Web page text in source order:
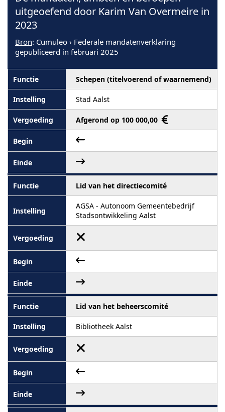
uitgeoefend door Karim Van Overmeire in
2023
Bron: Cumuleo › Federale mandatenverklaring
gepubliceerd in februari 2025
Schepen (titelvoerend of waarnemend)
Stad Aalst
Afgerond op 100 000,00
Lid van het directiecomité
AGSA - Autonoom Gemeentebedrijf
Stadsontwikkeling Aalst
Lid van het beheerscomité
Bibliotheek Aalst